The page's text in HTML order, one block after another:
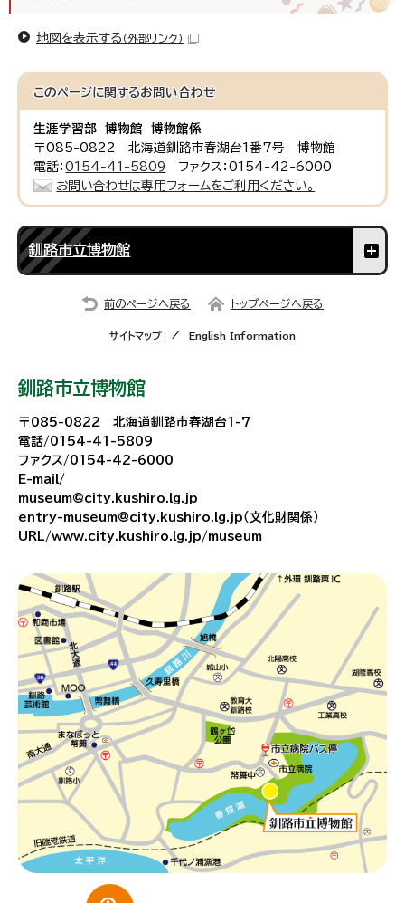
地図を表示する （外部リンク）
このページに関するお問い合わせ
生涯学習部 博物館 博物館係
〒085-0822 北海道釧路市春湖台1番7号 博物館
電話：0154-41-5809
ファクス：0154-42-6000
お問い合わせは専用フォームをご利用ください。
釧路市立博物館
前のページへ戻る トップページへ戻る
サイトマップ English Information
釧路市立博物館
〒085-0822 北海道釧路市春湖台1-7
電話/0154-41-5809
ファクス/0154-42-6000
E-mail/
museum@city.kushiro.lg.jp
entry-museum@city.kushiro.lg.jp（文化財関係）
URL/www.city.kushiro.lg.jp/museum